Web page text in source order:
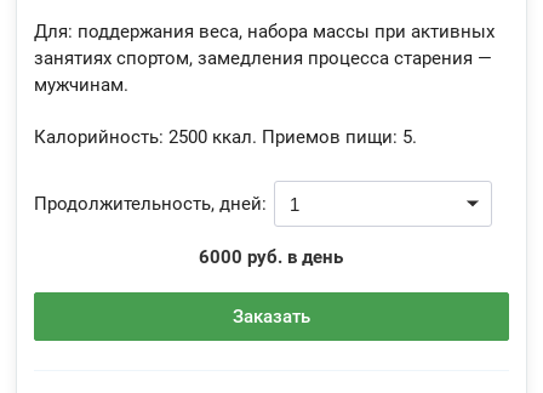
Для: поддержания веса, набора массы при активных
занятиях спортом, замедления процесса старения —
мужчинам.
Калорийность: 2500 ккал. Приемов пищи: 5.
Продолжительность, дней:
6000 руб. в день
Заказать